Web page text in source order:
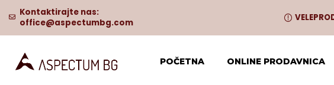
Kontaktirajte nas:
office@aspectumbg.com
I ONLINE PRODAVNICA
POČETNA ONLINE PRODAVNICA